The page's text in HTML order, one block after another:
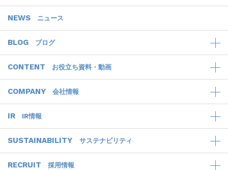
NEWS ニュース
BLOG ブログ
CONTENT お役立ち資料・動画
COMPANY 会社情報
IR IR情報
SUSTAINABILITY サステナビリティ
RECRUIT 採用情報